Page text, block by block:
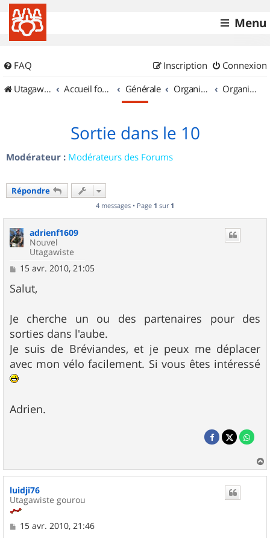
Menu
FAQ Connexion
Inscription
UtagawaVTT (Randos VTT et VTTAE avec traces GPS)
Accueil forum Générale Organisation de sorties & Recherche de partenaires Organisation de sorties en région Champagne Ardenne
Sortie dans le 10
Modérateur : Modérateurs des Forums
Répondre
4 messages • Page 1 sur 1
adrienf1609
Nouvel
Utagawiste
M
s
s
g
e
15 avr. 2010, 21:05
Salut,
Je cherche un ou des partenaires pour des
sorties dans l'aube.
Je suis de Bréviandes, et je peux me déplacer
avec mon vélo facilement. Si vous êtes intéressé
Adrien.
a
luidji76
Utagawiste gourou
M15 avr. 2010, 21:46